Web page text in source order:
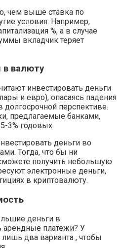
чем выше ставка по
условия. Например,
%, а в случае
вкладчик теряет
в валюту
инвестировать деньги
и евро), опасаясь падения
долгосрочной перспективе.
предлагаемые банками,
3% годовых.
деньги во
Тогда, что бы ни
получить небольшую
электронные деньги,
в криптовалюту.
деньги в
арендные платежи? У
лишь два варианта , чтобы